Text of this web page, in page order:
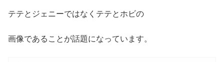
テテとジェニーではなくテテとホビの
画像であることが話題になっています。